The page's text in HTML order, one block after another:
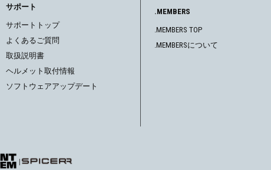
サポート
サポートトップ
よくあるご質問
取扱説明書
ヘルメット取付情報
ソフトウェアアップデート
.MEMBERS
.MEMBERS TOP
.MEMBERSについて
|